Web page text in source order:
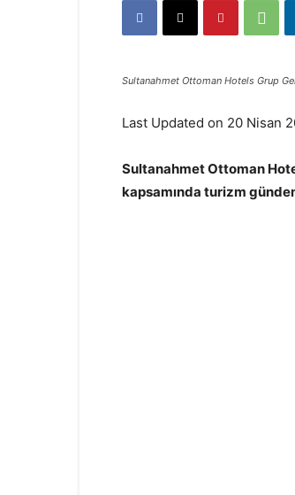
Sultanahmet Ottoman Hotels Grup
Last Updated on 20 Nisan
Sultanahmet Ottoman
kapsamında turizm